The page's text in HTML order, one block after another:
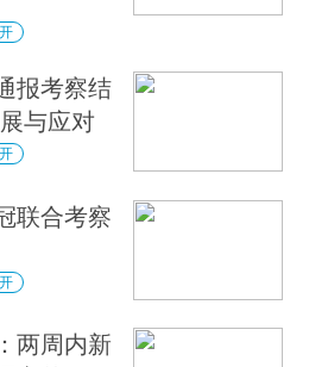
报考察结
与应对
联合考察
两周内新